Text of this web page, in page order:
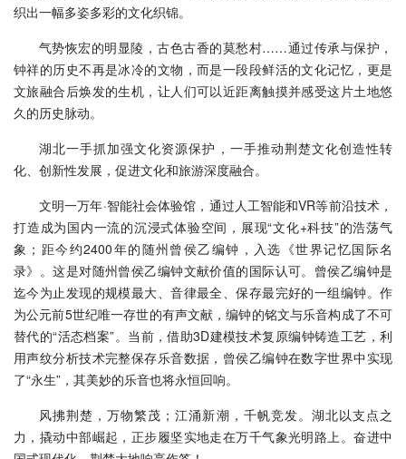
织出一幅多姿多彩的文化织锦。
气势恢宏的明显陵，古色古香的莫愁村……通过传承与保护，
钟祥的历史不再是冰冷的文物，而是一段段鲜活的文化记忆，更是
文旅融合后焕发的生机，让人们可以近距离触摸并感受这片土地悠
久的历史脉动。
湖北一手抓加强文化资源保护，一手推动荆楚文化创造性转
化、创新性发展，促进文化和旅游深度融合。
文明一万年·智能社会体验馆，通过人工智能和VR等前沿技术，
打造成为国内一流的沉浸式体验空间，展现“文化+科技”的浩荡气
象；距今约2400年的随州曾侯乙编钟，入选《世界记忆国际名
录》。这是对随州曾侯乙编钟文献价值的国际认可。曾侯乙编钟是
迄今为止发现的规模最大、音律最全、保存最完好的一组编钟。作
为公元前5世纪唯一存世的有声文献，编钟的铭文与乐音构成了不可
替代的“活态档案”。当前，借助3D建模技术复原编钟铸造工艺，利
用声纹分析技术完整保存乐音数据，曾侯乙编钟在数字世界中实现
了“永生”，其美妙的乐音也将永恒回响。
风拂荆楚，万物繁茂；江涌新潮，千帆竞发。湖北以支点之
力，撬动中部崛起，正步履坚实地走在万千气象光明路上。奋进中